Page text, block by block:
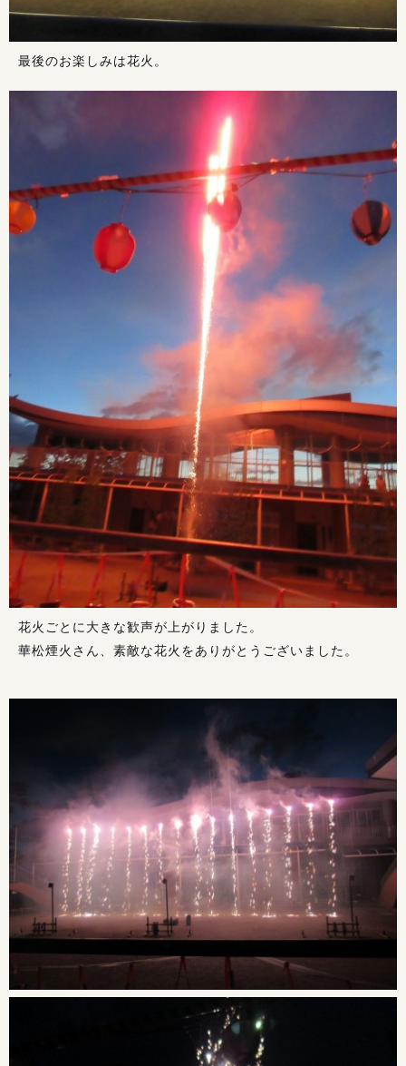
最後のお楽しみは花火。
花火ごとに大きな歓声が上がりました。
華松煙火さん、素敵な花火をありがとうございました。